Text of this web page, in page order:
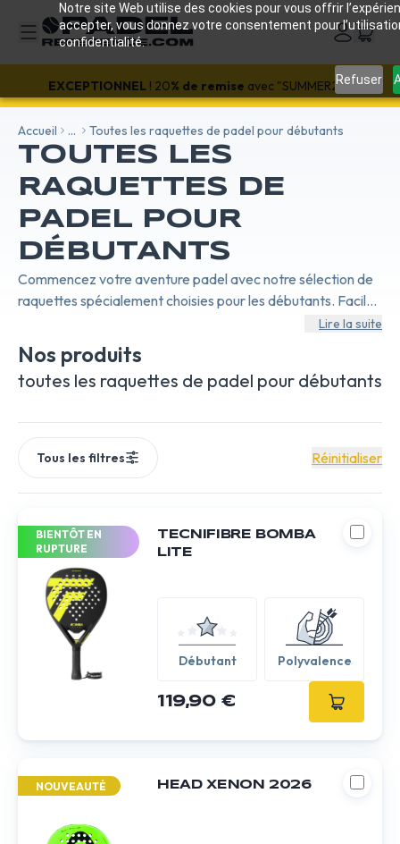
Notre site Web utilise des cookies pour vous offrir
accepter, vous donnez votre consentement pour
confidentialité.
Refuser
EXCEPTIONNEL! 20% de remise avec "SUMMER20"
Accueil ... Toutes les raquettes de padel pour débutants
TOUTES LES
RAQUETTES DE
PADEL POUR
DÉBUTANTS
Commencez votre aventure padel avec notre sélection de
raquettes spécialement choisies pour les débutants. Faciles
à manier et conçues pour offrir un confort optimal lors de
l'apprentissage, ces raquettes sont idéales pour
développer vos compétences. Avec des modèles offrant un
excellent rapport qualité-prix, vous trouverez la raquette
Lire la suite
Nos produits
toutes les raquettes de padel pour débutants
BIENTÔT EN
RUPTURE
TECNIFIBRE BOMBA
LITE
Débutant Polyvalence
119,90 €
NOUVEAUTÉ HEAD XENON 2026
Tous les filtres Réinitialiser